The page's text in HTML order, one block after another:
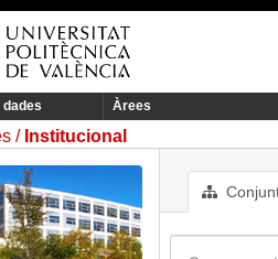
dades Àrees
Institucional